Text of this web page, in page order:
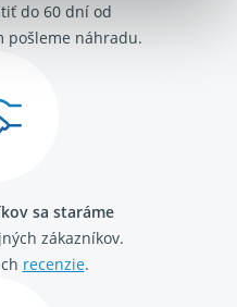
do 60 dní od
pošleme náhradu.
sa staráme
zákazníkov.
recenzie.